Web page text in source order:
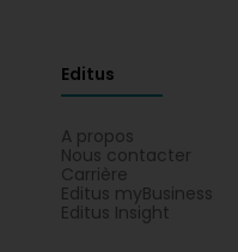
Editus
A propos
Nous contacter
Carrière
Editus myBusiness
Editus Insight